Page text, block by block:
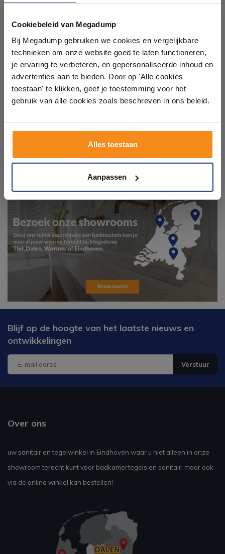
Cookiebeleid van Megadump
Bij Megadump gebruiken we cookies en vergelijkbare
technieken om onze website goed te laten functioneren,
je ervaring te verbeteren, en gepersonaliseerde inhoud en
advertenties aan te bieden. Door op 'Alle cookies
toestaan' te klikken, geef je toestemming voor het
gebruik van alle cookies zoals beschreven in ons beleid.
Alles toestaan
Aanpassen
badkamerstijlen. Doe je mee?
Blijf op de hoogte van het laatste nieuws en
ontwikkelingen
Verstuur
Over ons
uw sanitair en tegelwinkel in Eindhoven waar u niet alleen in onze
showroom terecht kunt voor badkamertegels en sanitair, maar ook
via de online winkel kan bestellen!
badkamers in onze 1000 m²
showroom
Laat je inspireren door 21 volledig ingerichte
badkameropstellingen – van compact tot luxe. Onze
ervaren adviseurs helpen je persoonlijk, en je vindt
tegels & sanitair direct uit voorraad. Gratis parkeren
op eigen terrein.
Kom langs en ervaar zelf het verschil!